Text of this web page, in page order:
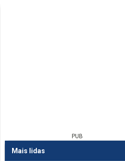
PUB
Mais lidas